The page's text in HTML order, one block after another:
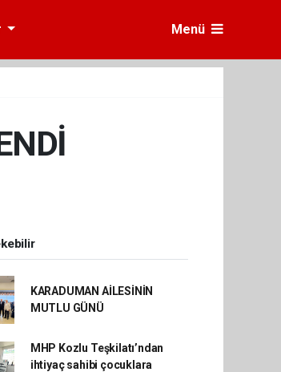
Menü
KARADUMAN AİLESİNİN
MUTLU GÜNÜ
MHP Kozlu Teşkilatı’ndan
ihtiyaç sahibi çocuklara